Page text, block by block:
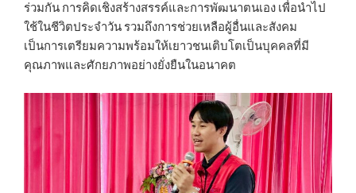
ร่วมกัน การคิดเชิงสร้างสรรค์และการพัฒนาตนเอง เพื่อนำไป
ใช้ในชีวิตประจำวัน รวมถึงการช่วยเหลือผู้อื่นและสังคม
เป็นการเตรียมความพร้อมให้เยาวชนเติบโตเป็นบุคคลที่มี
คุณภาพและศักยภาพอย่างยั่งยืนในอนาคต